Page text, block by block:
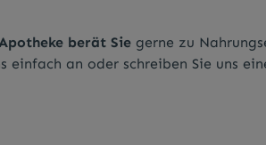
berät Siegerne zu
einfach an oder schreiben Sie uns